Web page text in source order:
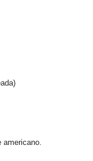
americano.